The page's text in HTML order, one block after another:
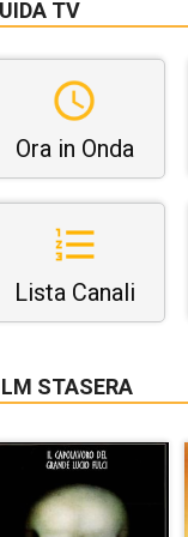
TV
Ora in Onda
Lista Canali
STASERA